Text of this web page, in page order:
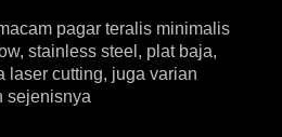
pagar teralis minimalis
stainless steel, plat baja,
laser cutting, juga varian
sejenisnya